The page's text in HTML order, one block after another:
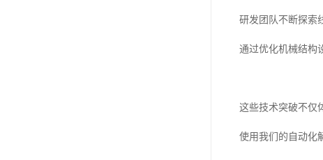
研发团队不断探索
通过优化机械结构
这些技术突破不仅
使用我们的自动化